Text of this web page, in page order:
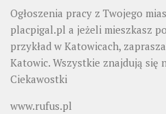
Ogłoszenia pracy z Twojego
placpigal.pl a jeżeli mieszkasz
przykład w Katowicach,
Katowic. Wszystkie znajdują się
Ciekawostki
www.rufus.pl